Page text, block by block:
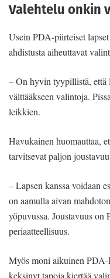
Valehtelu onkin
Usein PDA-piirteiset
ahdistusta aiheuttavat
– On hyvin tyypillistä,
välttääkseen valintoja.
leikkien.
Havukainen huomauttaa,
tarvitsevat paljon
– Lapsen kanssa voidaan
on aamulla aivan
yöpuvussa. Joustavuus on
periaatteellisuus.
Myös moni aikuinen
keksinyt tapoja kiertää